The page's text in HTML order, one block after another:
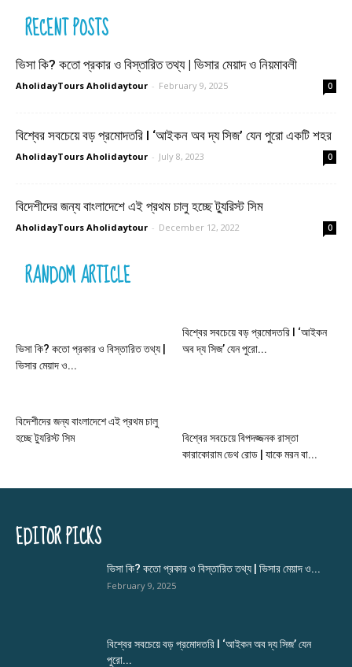
RECENT POSTS
ভিসা কি? কতো প্রকার ও বিস্তারিত তথ্য | ভিসার মেয়াদ ও নিয়মাবলী
AholidayTours Aholidaytour - February 9, 2025 0
বিশ্বের সবচেয়ে বড় প্রমোদতরি l ‘আইকন অব দ্য সিজ’ যেন পুরো একটি শহর
AholidayTours Aholidaytour - July 8, 2023 0
বিদেশীদের জন্য বাংলাদেশে এই প্রথম চালু হচ্ছে ট্যুরিস্ট সিম
AholidayTours Aholidaytour - December 12, 2022 0
RANDOM ARTICLE
ভিসা কি? কতো প্রকার ও বিস্তারিত তথ্য |
ভিসার মেয়াদ ও...
বিশ্বের সবচেয়ে বড় প্রমোদতরি l ‘আইকন
অব দ্য সিজ’ যেন পুরো...
বিদেশীদের জন্য বাংলাদেশে এই প্রথম চালু
হচ্ছে ট্যুরিস্ট সিম
বিশ্বের সবচেয়ে বিপদজ্জনক রাস্তা
কারাকোরাম ডেথ রোড | যাকে মরন বা...
EDITOR PICKS
ভিসা কি? কতো প্রকার ও বিস্তারিত তথ্য | ভিসার মেয়াদ ও...
February 9, 2025
বিশ্বের সবচেয়ে বড় প্রমোদতরি l ‘আইকন অব দ্য সিজ’ যেন
পুরো...